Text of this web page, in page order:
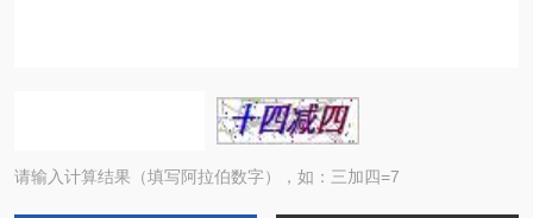
请输入计算结果（填写阿拉伯数字），如：三加四=7